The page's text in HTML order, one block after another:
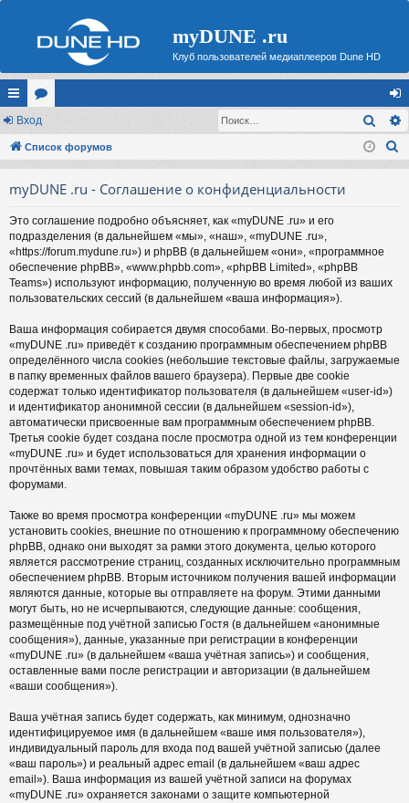
myDUNE .ru
Клуб пользователей медиаплееров Dune HD
с
ы
ор
ум
хо
д
Вход
Список форумов
myDUNE .ru - Соглашение о конфиденциальности
Это соглашение подробно объясняет, как «myDUNE .ru» и его
подразделения (в дальнейшем «мы», «наш», «myDUNE .ru»,
«https://forum.mydune.ru») и phpBB (в дальнейшем «они», «программное
обеспечение phpBB», «www.phpbb.com», «phpBB Limited», «phpBB
Teams») используют информацию, полученную во время любой из ваших
пользовательских сессий (в дальнейшем «ваша информация»).
Ваша информация собирается двумя способами. Во-первых, просмотр
«myDUNE .ru» приведёт к созданию программным обеспечением phpBB
определённого числа cookies (небольшие текстовые файлы, загружаемые
в папку временных файлов вашего браузера). Первые две cookie
содержат только идентификатор пользователя (в дальнейшем «user-id»)
и идентификатор анонимной сессии (в дальнейшем «session-id»),
автоматически присвоенные вам программным обеспечением phpBB.
Третья cookie будет создана после просмотра одной из тем конференции
«myDUNE .ru» и будет использоваться для хранения информации о
прочтённых вами темах, повышая таким образом удобство работы с
форумами.
Также во время просмотра конференции «myDUNE .ru» мы можем
установить cookies, внешние по отношению к программному обеспечению
phpBB, однако они выходят за рамки этого документа, целью которого
является рассмотрение страниц, созданных исключительно программным
обеспечением phpBB. Вторым источником получения вашей информации
являются данные, которые вы отправляете на форум. Этими данными
могут быть, но не исчерпываются, следующие данные: сообщения,
размещённые под учётной записью Гостя (в дальнейшем «анонимные
сообщения»), данные, указанные при регистрации в конференции
«myDUNE .ru» (в дальнейшем «ваша учётная запись») и сообщения,
оставленные вами после регистрации и авторизации (в дальнейшем
«ваши сообщения»).
Ваша учётная запись будет содержать, как минимум, однозначно
идентифицируемое имя (в дальнейшем «ваше имя пользователя»),
индивидуальный пароль для входа под вашей учётной записью (далее
«ваш пароль») и реальный адрес email (в дальнейшем «ваш адрес
email»). Ваша информация из вашей учётной записи на форумах
«myDUNE .ru» охраняется законами о защите компьютерной